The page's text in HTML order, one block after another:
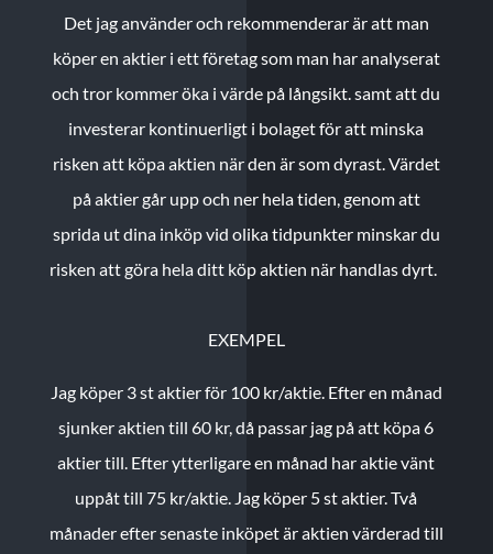
Det jag använder och rekommenderar är att man
köper en aktier i ett företag som man har analyserat
och tror kommer öka i värde på långsikt. samt att du
investerar kontinuerligt i bolaget för att minska
risken att köpa aktien när den är som dyrast. Värdet
på aktier går upp och ner hela tiden, genom att
sprida ut dina inköp vid olika tidpunkter minskar du
risken att göra hela ditt köp aktien när handlas dyrt.
EXEMPEL
Jag köper 3 st aktier för 100 kr/aktie. Efter en månad
sjunker aktien till 60 kr, då passar jag på att köpa 6
aktier till. Efter ytterligare en månad har aktie vänt
uppåt till 75 kr/aktie. Jag köper 5 st aktier.Två
månader efter senaste inköpet är aktien värderad till